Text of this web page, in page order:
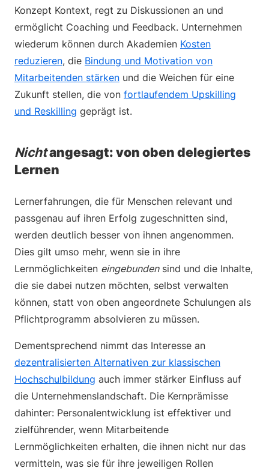
Konzept Kontext, regt zu Diskussionen an und
ermöglicht Coaching und Feedback. Unternehmen
wiederum können durch Akademien Kosten
reduzieren, die Bindung und Motivation von
Mitarbeitenden stärken und die Weichen für eine
Zukunft stellen, die von fortlaufendem Upskilling
und Reskilling geprägt ist.
Nichtangesagt: von oben delegiertes
Lernen
Lernerfahrungen, die für Menschen relevant und
passgenau auf ihren Erfolg zugeschnitten sind,
werden deutlich besser von ihnen angenommen.
Dies gilt umso mehr, wenn sie in ihre
Lernmöglichkeiten eingebundensind und die Inhalte,
die sie dabei nutzen möchten, selbst verwalten
können, statt von oben angeordnete Schulungen als
Pflichtprogramm absolvieren zu müssen.
Dementsprechend nimmt das Interesse an
dezentralisierten Alternativen zur klassischen
Hochschulbildung auch immer stärker Einfluss auf
die Unternehmenslandschaft. Die Kernprämisse
dahinter: Personalentwicklung ist effektiver und
zielführender, wenn Mitarbeitende
Lernmöglichkeiten erhalten, die ihnen nicht nur das
vermitteln, was sie für ihre jeweiligen Rollen